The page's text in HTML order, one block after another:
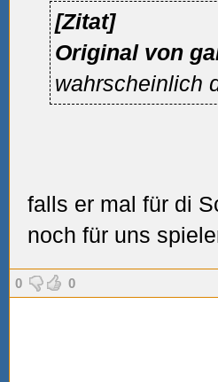
[Zitat]
Original von
wahrscheinlich
falls er mal für di
noch für uns
0 0